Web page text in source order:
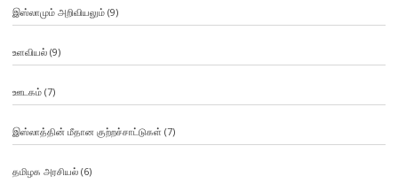
இஸ்லாமும் அறிவியலும்(9)
உளவியல்(9)
ஊடகம்(7)
இஸ்லாத்தின் மீதான குற்றச்சாட்டுகள் (7)
தமிழக அரசியல்(6)